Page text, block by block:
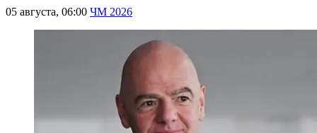
05 августа, 06:00 ЧМ 2026